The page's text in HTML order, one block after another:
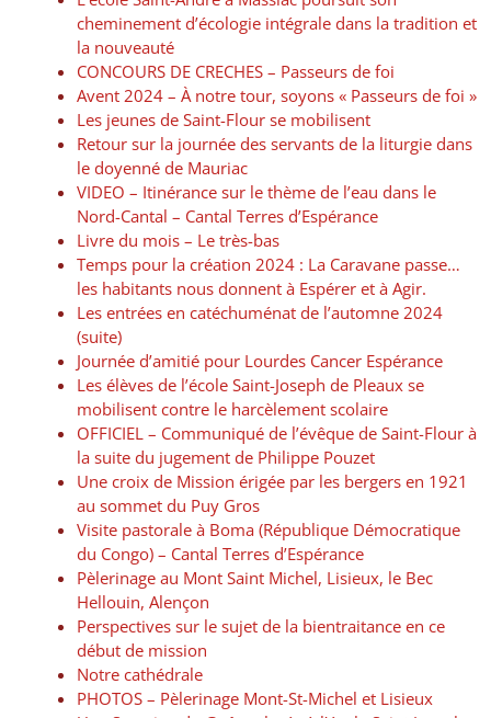
cheminement d’écologie intégrale dans la tradition et
la nouveauté
CONCOURS DE CRECHES – Passeurs de foi
Avent 2024 – À notre tour, soyons « Passeurs de foi »
Les jeunes de Saint-Flour se mobilisent
Retour sur la journée des servants de la liturgie dans
le doyenné de Mauriac
VIDEO – Itinérance sur le thème de l’eau dans le
Nord-Cantal – Cantal Terres d’Espérance
Livre du mois – Le très-bas
Temps pour la création 2024 : La Caravane passe…
les habitants nous donnent à Espérer et à Agir.
Les entrées en catéchuménat de l’automne 2024
(suite)
Journée d’amitié pour Lourdes Cancer Espérance
Les élèves de l’école Saint-Joseph de Pleaux se
mobilisent contre le harcèlement scolaire
OFFICIEL – Communiqué de l’évêque de Saint-Flour à
la suite du jugement de Philippe Pouzet
Une croix de Mission érigée par les bergers en 1921
au sommet du Puy Gros
Visite pastorale à Boma (République Démocratique
du Congo) – Cantal Terres d’Espérance
Pèlerinage au Mont Saint Michel, Lisieux, le Bec
Hellouin, Alençon
Perspectives sur le sujet de la bientraitance en ce
début de mission
Notre cathédrale
PHOTOS – Pèlerinage Mont-St-Michel et Lisieux